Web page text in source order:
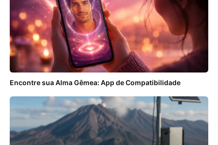
Encontre sua Alma Gêmea: App de Compatibilidade